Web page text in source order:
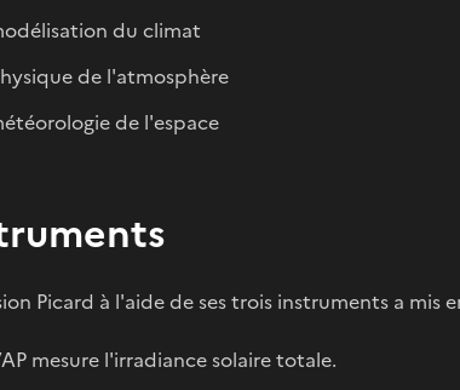
du climat
de l'atmosphère
de l'espace
Picard à l'aide de ses trois instruments a
mesure l'irradiance solaire totale.